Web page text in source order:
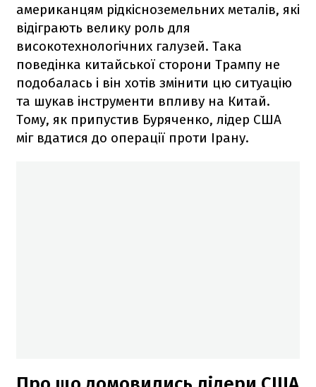
американцям рідкісноземельних металів, які
відіграють велику роль для
високотехнологічних галузей. Така
поведінка китайської сторони Трампу не
подобалась і він хотів змінити цю ситуацію
та шукав інструменти впливу на Китай.
Тому, як припустив Буряченко, лідер США
міг вдатися до операції проти Ірану.